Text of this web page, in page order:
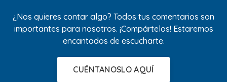
¿Nos quieres contar algo? Todos tus comentarios son
importantes para nosotros. ¡Compártelos! Estaremos
encantados de escucharte.
CUÉNTANOSLO AQUÍ